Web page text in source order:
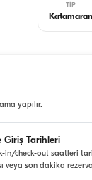
TIP
Katamaran
yapılır.
Giriş Tarihleri
in/check-out saatleri
veya son dakika